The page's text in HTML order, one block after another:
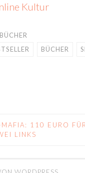
Kultur
BÜCHER
BÜCHER
110 EURO
LINKS